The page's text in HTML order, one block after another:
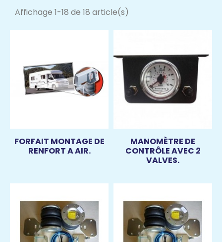
Affichage 1-18 de 18 article(s)
FORFAIT MONTAGE DE
RENFORT A AIR.
MANOMÈTRE DE
CONTRÔLE AVEC 2
VALVES.